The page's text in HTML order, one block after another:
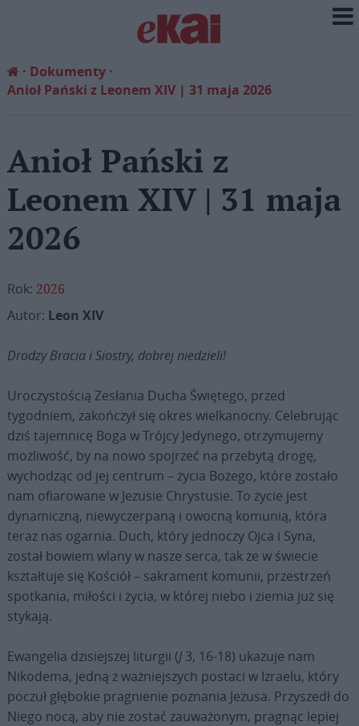
Dokumenty
Anioł Pański z Leonem XIV | 31 maja 2026
Anioł Pański z
Leonem XIV | 31 maja
2026
Rok: 2026
Autor: Leon XIV
Drodzy Bracia i Siostry, dobrej niedzieli!
Uroczystością Zesłania Ducha Świętego, przed
tygodniem, zakończył się okres wielkanocny. Celebrując
dziś tajemnicę Boga w Trójcy Jedynego, otrzymujemy
możliwość, by na nowo spojrzeć na przebytą drogę,
wychodząc od jej centrum – życia Bożego, które zostało
nam ofiarowane w Jezusie Chrystusie. To życie jest
dynamiczną, niewyczerpaną i owocną komunią, która
teraz nas ogarnia. Duch, który jednoczy Ojca i Syna,
został bowiem wlany w nasze serca, tak że w świecie
kształtuje się Kościół – sakrament komunii, przestrzeń
spotkania, miłości i życia, w której niebo i ziemia już się
stykają.
Ewangelia dzisiejszej liturgii (J3, 16-18) ukazuje nam
Nikodema, jedną z ważniejszych postaci w Izraelu, który
poczuł głębokie pragnienie poznania Jezusa. Przyszedł do
Niego nocą, aby nie zostać zauważonym, pragnąc lepiej